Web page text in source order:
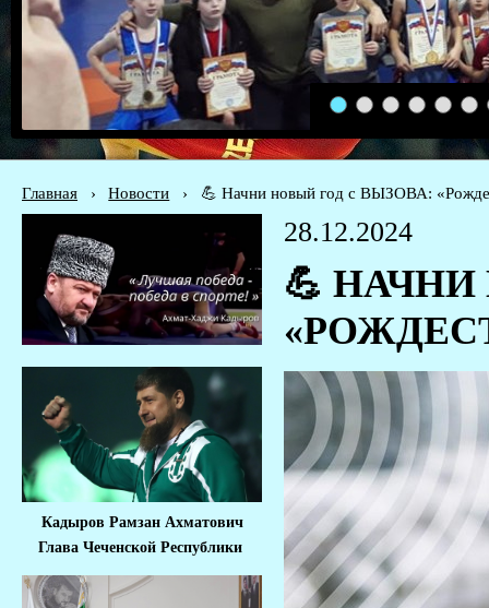
1 2 3 4 5 6
Главная › Новости › 💪 Начни новый год с ВЫЗОВА:
Кадыров Рамзан Ахматович
Глава Чеченской Республики
28.12.2024
💪